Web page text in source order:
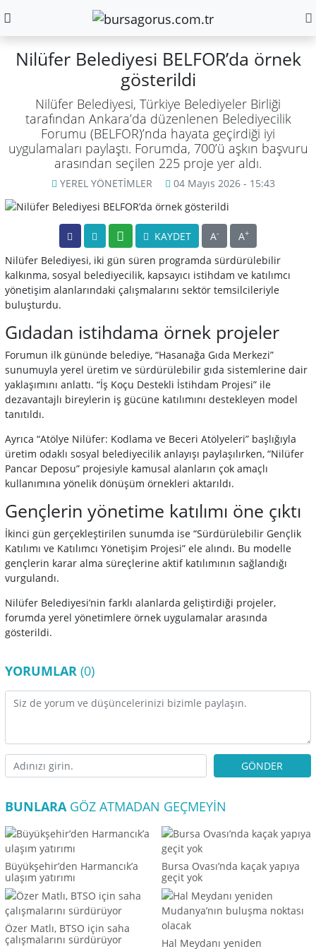
Nilüfer Belediyesi BELFOR’da örnek
gösterildi
Nilüfer Belediyesi, Türkiye Belediyeler Birliği
tarafından Ankara’da düzenlenen Belediyecilik
Forumu (BELFOR)’nda hayata geçirdiği iyi
uygulamaları paylaştı. Forumda, 700’ü aşkın başvuru
arasından seçilen 225 proje yer aldı.
YEREL YÖNETİMLER 04 Mayıs 2026 - 15:43
KAYDET A- A+
Nilüfer Belediyesi, iki gün süren programda sürdürülebilir
kalkınma, sosyal belediyecilik, kapsayıcı istihdam ve katılımcı
yönetişim alanlarındaki çalışmalarını sektör temsilcileriyle
buluşturdu.
Gıdadan istihdama örnek projeler
Forumun ilk gününde belediye, “Hasanağa Gıda Merkezi”
sunumuyla yerel üretim ve sürdürülebilir gıda sistemlerine dair
yaklaşımını anlattı. “İş Koçu Destekli İstihdam Projesi” ile
dezavantajlı bireylerin iş gücüne katılımını destekleyen model
tanıtıldı.
Ayrıca “Atölye Nilüfer: Kodlama ve Beceri Atölyeleri” başlığıyla
üretim odaklı sosyal belediyecilik anlayışı paylaşılırken, “Nilüfer
Pancar Deposu” projesiyle kamusal alanların çok amaçlı
kullanımına yönelik dönüşüm örnekleri aktarıldı.
Gençlerin yönetime katılımı öne çıktı
İkinci gün gerçekleştirilen sunumda ise “Sürdürülebilir Gençlik
Katılımı ve Katılımcı Yönetişim Projesi” ele alındı. Bu modelle
gençlerin karar alma süreçlerine aktif katılımının sağlandığı
vurgulandı.
Nilüfer Belediyesi’nin farklı alanlarda geliştirdiği projeler,
forumda yerel yönetimlere örnek uygulamalar arasında
gösterildi.
YORUMLAR (0)
GÖNDER
BUNLARAGÖZ ATMADAN GEÇMEYIN
Büyükşehir’den Harmancık’a
ulaşım yatırımı
Bursa Ovası’nda kaçak yapıya
geçit yok
Özer Matlı, BTSO için saha
çalışmalarını sürdürüyor
Hal Meydanı yeniden